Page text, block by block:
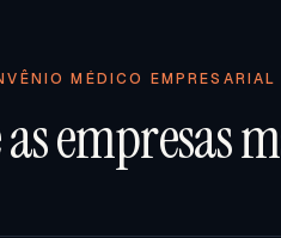
MÉDICO EMPRESARIAL
as empresas